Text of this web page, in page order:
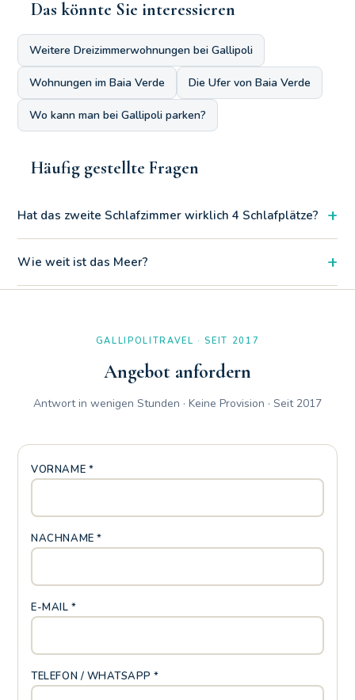
Das könnte Sie interessieren
Weitere Dreizimmerwohnungen bei Gallipoli
Wohnungen im Baia Verde Die Ufer von Baia Verde
Wo kann man bei Gallipoli parken?
Häufig gestellte Fragen
Hat das zweite Schlafzimmer wirklich 4 Schlafplätze? +
bequem Platz für bis zu vier Betten für Familien oder große
Gruppen zu bieten.
Wie weit ist das Meer? +
Der nächste freie Strand von Baia Verde ist nur 440 Meter zu
GALLIPOLITRAVEL · SEIT 2017
Angebot anfordern
Antwort in wenigen Stunden · Keine Provision · Seit 2017
VORNAME *
NACHNAME *
E-MAIL *
TELEFON / WHATSAPP *